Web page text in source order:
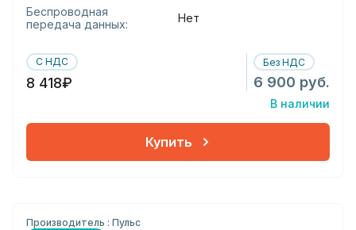
Беспроводная
передача данных:
Нет
С НДС
8 418₽
Без НДС
6 900 руб.
В наличии
Купить
Производитель : Пульс